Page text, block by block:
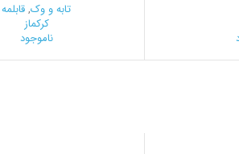
تابه و وک,قابلمه
کرکماز
ناموجود